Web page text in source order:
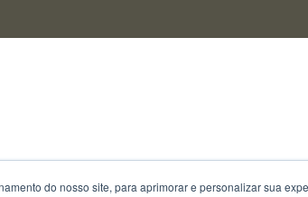
do nosso site, para aprimorar e personalizar sua